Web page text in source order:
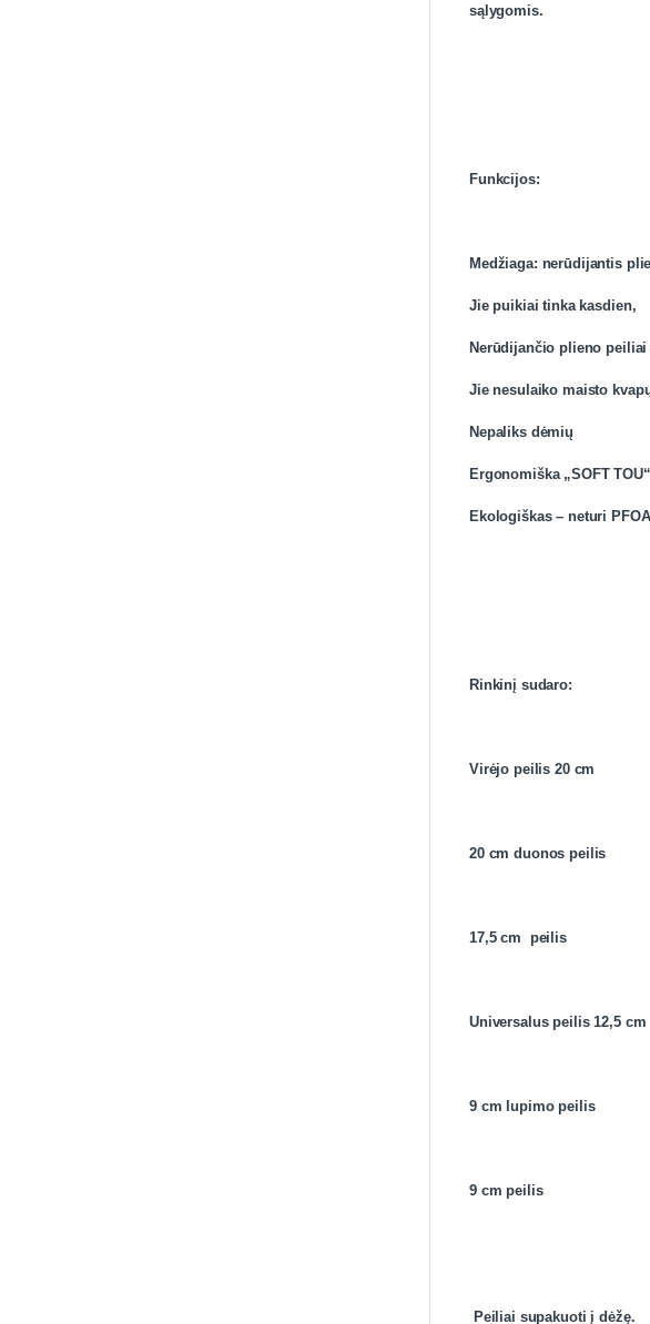
sąlygomis.
Funkcijos:
Medžiaga: nerūdijantis
Jie puikiai tinka kasdien,
Nerūdijančio plieno
Jie nesulaiko maisto
Nepaliks dėmių
Ergonomiška „SOFT
Ekologiškas – neturi
Rinkinį sudaro:
Virėjo peilis 20 cm
20 cm duonos peilis
17,5 cm peilis
Universalus peilis 12,5 cm
9 cm lupimo peilis
9 cm peilis
Peiliai supakuoti į dėžę.